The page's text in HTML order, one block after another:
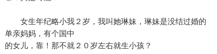
女生年纪略小我２岁，我叫她琳妹，琳妹是没结过婚的
单亲妈妈，有个国中
的女儿，靠！那不就２０岁左右就生小孩？